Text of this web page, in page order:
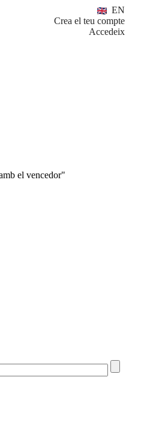
EN
Crea el teu compte
Accedeix
el vencedor"